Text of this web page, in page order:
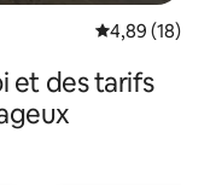
Évaluation
4,89 (18)
et des tarifs